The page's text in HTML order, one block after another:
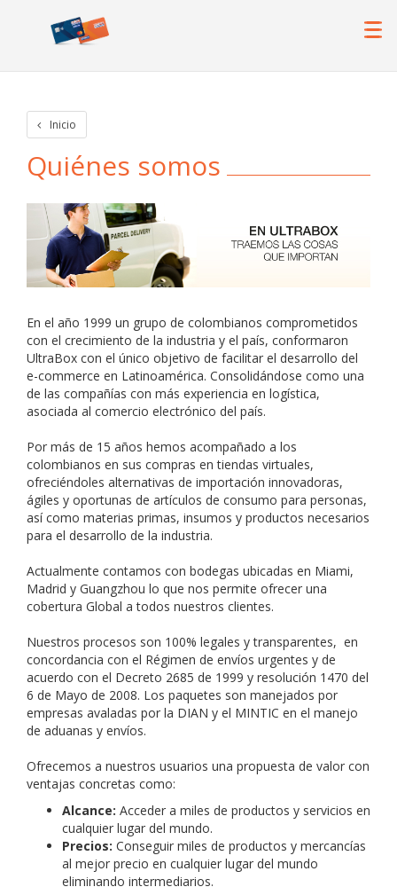
Inicio
Quiénes somos
En el año 1999 un grupo de colombianos comprometidos
con el crecimiento de la industria y el país, conformaron
UltraBox con el único objetivo de facilitar el desarrollo del
e-commerce en Latinoamérica. Consolidándose como una
de las compañías con más experiencia en logística,
asociada al comercio electrónico del país.
Por más de 15 años hemos acompañado a los
colombianos en sus compras en tiendas virtuales,
ofreciéndoles alternativas de importación innovadoras,
ágiles y oportunas de artículos de consumo para personas,
así como materias primas, insumos y productos necesarios
para el desarrollo de la industria.
Actualmente contamos con bodegas ubicadas en Miami,
Madrid y Guangzhou lo que nos permite ofrecer una
cobertura Global a todos nuestros clientes.
Nuestros procesos son 100% legales y transparentes, en
concordancia con el Régimen de envíos urgentes y de
acuerdo con el Decreto 2685 de 1999 y resolución 1470 del
6 de Mayo de 2008. Los paquetes son manejados por
empresas avaladas por la DIAN y el MINTIC en el manejo
de aduanas y envíos.
Ofrecemos a nuestros usuarios una propuesta de valor con
ventajas concretas como:
Alcance: Acceder a miles de productos y servicios en
cualquier lugar del mundo.
Precios: Conseguir miles de productos y mercancías
al mejor precio en cualquier lugar del mundo
eliminando intermediarios.